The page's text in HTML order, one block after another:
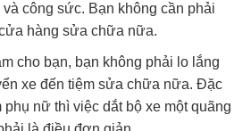
công sức. Bạn không cần phải
hàng sửa chữa nữa.
cho bạn, bạn không phải lo lắng
xe đến tiệm sửa chữa nữa. Đặc
phụ nữ thì việc dắt bộ xe một quãng